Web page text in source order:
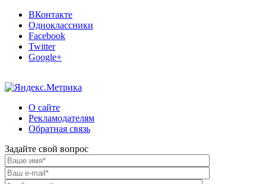
ВКонтакте
Одноклассники
Facebook
Twitter
Google+
О сайте
Рекламодателям
Обратная связь
Задайте свой вопрос